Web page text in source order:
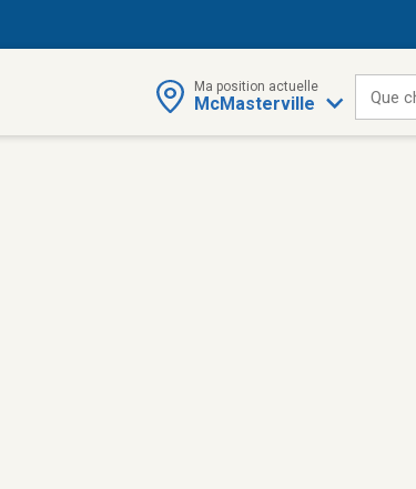
Ma position actuelle
McMasterville Que